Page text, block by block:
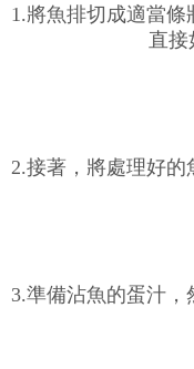
1.將魚排切成適當條
直接
2.接著，將處理好
3.準備沾魚的蛋汁